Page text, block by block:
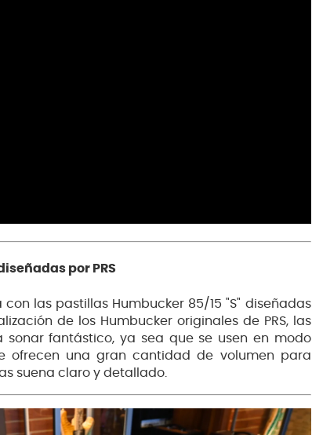
por PRS
con las pastillas Humbucker 85/15 "S" diseñadas
de los Humbucker originales de PRS, las
sonar fantástico, ya sea que se usen en modo
ofrecen una gran cantidad de volumen para
suena claro y detallado.